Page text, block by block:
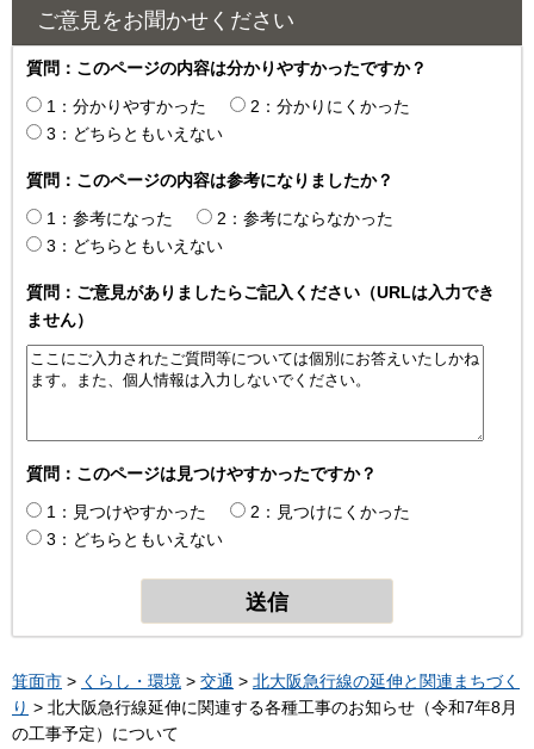
ご意見をお聞かせください
質問：このページの内容は分かりやすかったですか？
1：分かりやすかった
2：分かりにくかった
3：どちらともいえない
質問：このページの内容は参考になりましたか？
1：参考になった
2：参考にならなかった
3：どちらともいえない
質問：ご意見がありましたらご記入ください（URLは入力でき
ません）
質問：このページは見つけやすかったですか？
1：見つけやすかった
2：見つけにくかった
3：どちらともいえない
箕面市 > くらし・環境 > 交通 > 北大阪急行線の延伸と関連まちづく
り > 北大阪急行線延伸に関連する各種工事のお知らせ（令和7年8月
の工事予定）について